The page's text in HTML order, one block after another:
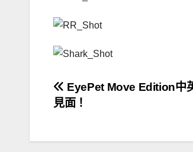
文
章
導
EyePet Move Edition中
見面！